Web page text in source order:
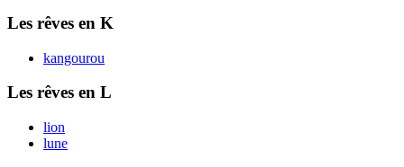
Les rêves en K
kangourou
Les rêves en L
lion
lune